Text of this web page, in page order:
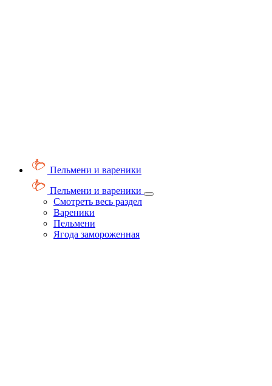
Пельмени и вареники
Пельмени и вареники
Смотреть весь раздел
Вареники
Пельмени
Ягода замороженная